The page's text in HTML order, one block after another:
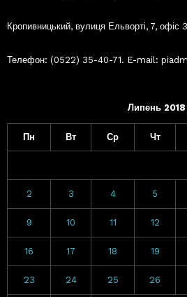
Кропивницький, вулиця Ельворті, 7, офіс
Телефон: (0522) 35-40-71. E-mail:
Липень 2018
Пн Вт Ср Чт
2 3 4 5
9 10 11 12
16 17 18 19
23 24 25 26